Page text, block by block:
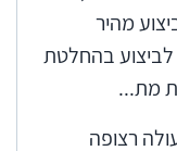
מהיר
לביצוע בהחלטת
רצופה